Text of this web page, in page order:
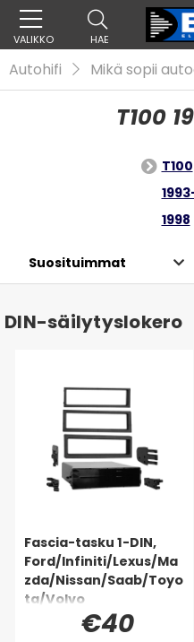
VALIKKO HAE
Autohifi Mikä sopii
T100
T100
1998
DIN-säilytyslokero
Fascia-tasku 1-DIN,
Ford/Infiniti/Lexus/Ma
zda/Nissan/Saab/Toyo
ta/Volvo
€40